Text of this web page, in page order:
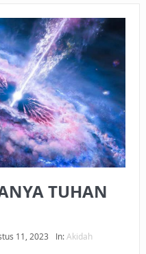
ZAKAT
UANG?
JIKA SEBAB
CARA MENGANGSUR
TUHAN
11, 2023 In:Akidah